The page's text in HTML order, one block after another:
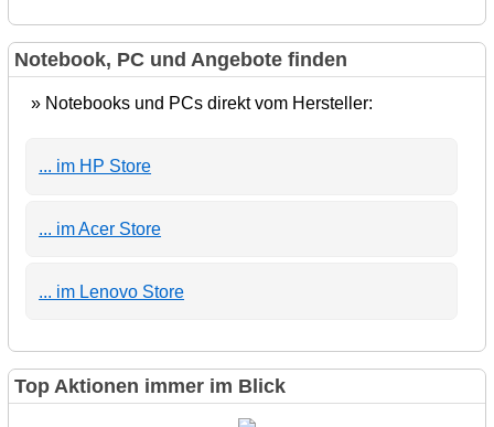
Notebook, PC und Angebote finden
» Notebooks und PCs direkt vom Hersteller:
... im HP Store
... im Acer Store
... im Lenovo Store
Top Aktionen immer im Blick